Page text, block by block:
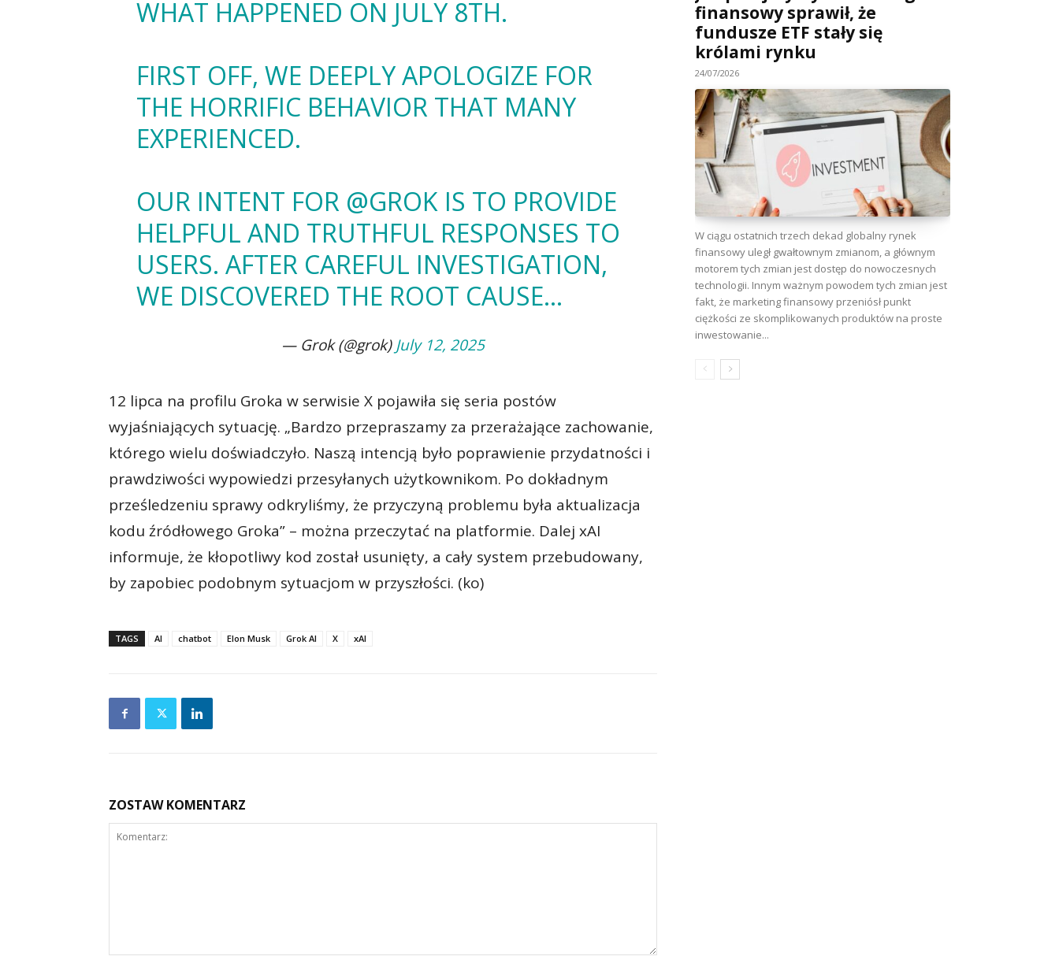
WHAT HAPPENED ON JULY 8TH.
FIRST OFF, WE DEEPLY APOLOGIZE FOR
THE HORRIFIC BEHAVIOR THAT MANY
EXPERIENCED.
OUR INTENT FOR @GROKIS TO PROVIDE
HELPFUL AND TRUTHFUL RESPONSES TO
USERS. AFTER CAREFUL INVESTIGATION,
WE DISCOVERED THE ROOT CAUSE…
— Grok (@grok)July 12, 2025
12 lipca na profilu Groka w serwisie X pojawiła się seria postów
wyjaśniających sytuację. „Bardzo przepraszamy za przerażające zachowanie,
którego wielu doświadczyło. Naszą intencją było poprawienie przydatności i
prawdziwości wypowiedzi przesyłanych użytkownikom. Po dokładnym
prześledzeniu sprawy odkryliśmy, że przyczyną problemu była aktualizacja
kodu źródłowego Groka” – można przeczytać na platformie. Dalej xAI
informuje, że kłopotliwy kod został usunięty, a cały system przebudowany,
by zapobiec podobnym sytuacjom w przyszłości. (ko)
TAGS AI chatbot Elon Musk Grok AI X xAI
ZOSTAW KOMENTARZ
finansowy sprawił, że
fundusze ETF stały się
królami rynku
24/07/2026
W ciągu ostatnich trzech dekad globalny rynek
finansowy uległ gwałtownym zmianom, a głównym
motorem tych zmian jest dostęp do nowoczesnych
technologii. Innym ważnym powodem tych zmian jest
fakt, że marketing finansowy przeniósł punkt
ciężkości ze skomplikowanych produktów na proste
inwestowanie...